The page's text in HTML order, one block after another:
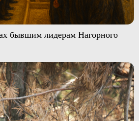
бывшим лидерам Нагорного